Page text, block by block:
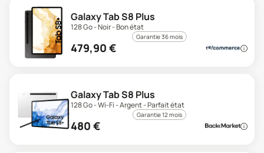
Galaxy Tab S8 Plus
128 Go - Noir - Bon état
Garantie 36 mois
479,90 €
Galaxy Tab S8 Plus
128 Go - Wi-Fi - Argent - Parfait état
Garantie 12 mois
480 €